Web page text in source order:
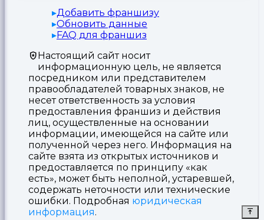
Добавить франшизу
Обновить данные
FAQ для франшиз
Настоящий сайт носит
информационную цель, не является
посредником или представителем
правообладателей товарных знаков, не
несет ответственность за условия
предоставления франшиз и действия
лиц, осуществленные на основании
информации, имеющейся на сайте или
полученной через него. Информация на
сайте взята из открытых источников и
предоставляется по принципу «как
есть», может быть неполной, устаревшей,
содержать неточности или технические
ошибки. Подробная юридическая
информация.